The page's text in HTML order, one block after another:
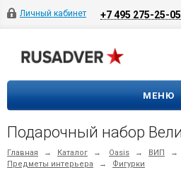
Личный кабинет +7 495 275-25-05
МЕНЮ
Главная → Каталог → Oasis → ВИП →
Предметы интерьера
→ Фигурки